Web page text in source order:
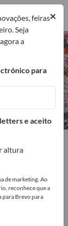
–
Fabricantes2
comprimido
– Contactos
×
feiras
Seja
a
para
e aceito
altura
de marketing. Ao
reconhece que a
para Brevo para